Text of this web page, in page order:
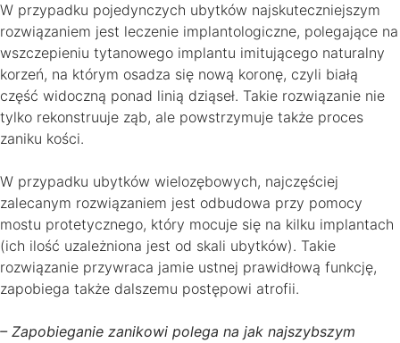
W przypadku pojedynczych ubytków najskuteczniejszym
rozwiązaniem jest leczenie implantologiczne, polegające na
wszczepieniu tytanowego implantu imitującego naturalny
korzeń, na którym osadza się nową koronę, czyli białą
część widoczną ponad linią dziąseł. Takie rozwiązanie nie
tylko rekonstruuje ząb, ale powstrzymuje także proces
zaniku kości.
W przypadku ubytków wielozębowych, najczęściej
zalecanym rozwiązaniem jest odbudowa przy pomocy
mostu protetycznego, który mocuje się na kilku implantach
(ich ilość uzależniona jest od skali ubytków). Takie
rozwiązanie przywraca jamie ustnej prawidłową funkcję,
zapobiega także dalszemu postępowi atrofii.
– Zapobieganie zanikowi polega na jak najszybszym